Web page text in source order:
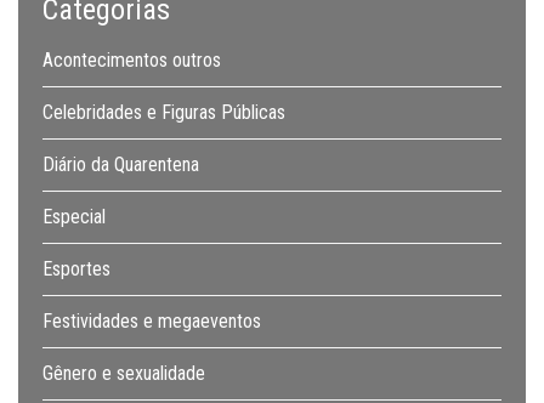
Categorias
Acontecimentos outros
Celebridades e Figuras Públicas
Diário da Quarentena
Especial
Esportes
Festividades e megaeventos
Gênero e sexualidade